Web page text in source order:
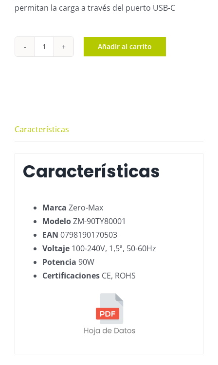
permitan la carga a través del puerto USB-C
Cargador
Añadir al carrito
Características
Características
Marca Zero-Max
ModeloZM-90TY80001
EAN 0798190170503
Voltaje100-240V, 1,5ª, 50-60Hz
Potencia 90W
CertificacionesCE, ROHS